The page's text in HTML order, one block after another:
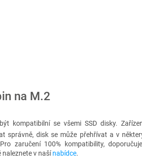
na M.2
kompatibilní se všemi SSD disky.
správně, disk se může přehřívat a v
zaručení 100% kompatibility,
naleznete v našínabídce.